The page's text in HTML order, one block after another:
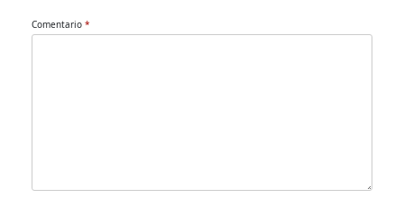
Comentario *